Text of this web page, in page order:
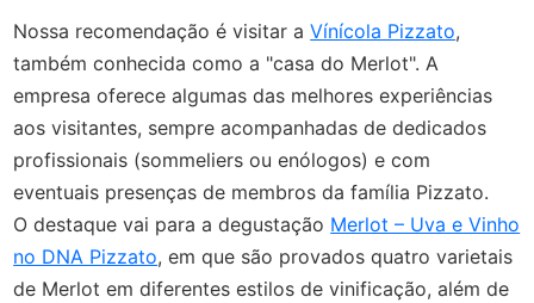
Nossa recomendação é visitar aVínícola Pizzato,
também conhecida como a "casa do Merlot". A
empresa oferece algumas das melhores experiências
aos visitantes, sempre acompanhadas de dedicados
profissionais (sommeliers ou enólogos) e com
eventuais presenças de membros da família Pizzato.
O destaque vai para a degustação Merlot – Uva e Vinho
no DNA Pizzato, em que são provados quatro varietais
de Merlot em diferentes estilos de vinificação, além de